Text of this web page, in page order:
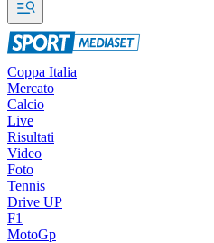
Coppa Italia
Mercato
Calcio
Live
Risultati
Video
Foto
Tennis
Drive UP
F1
MotoGp